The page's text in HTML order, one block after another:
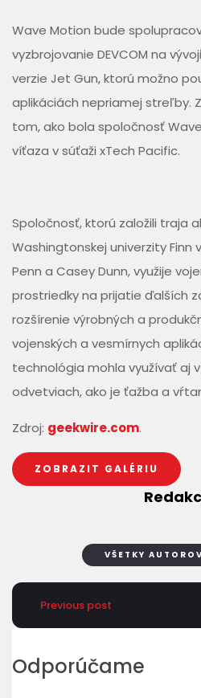
Wave Motion bude
vyzbrojovanie DEVCOM na
verzie Jet Gun, ktorú možno
aplikáciách nepriamej streľby.
tom, ako bola spoločnosť
víťaza v súťaži xTech Pacific.
Spoločnosť, ktorú založili traja
Washingtonskej univerzity Finn
Penn a Casey Dunn, využije
prostriedky na prijatie ďalších
rozšírenie výrobných a
vojenských a vesmírnych
technológia mohla využívať aj
odvetviach, ako je ťažba a
Zdroj: geekwire.com.
ZOBRAZIT GALÉRIU
VŠETKY
Previous post
Odporúčame